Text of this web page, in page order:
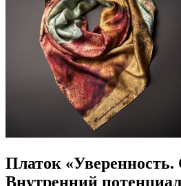
Платок «Уверенность.
Внутренний